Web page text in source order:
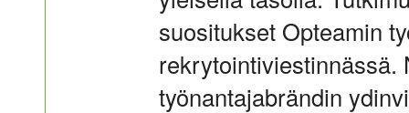
suositukset Opteamin
rekrytointiviestinnässä.
työnantajabrändin